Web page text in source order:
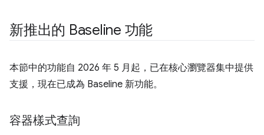
新推出的 Baseline 功能
本節中的功能自 2026 年 5 月起，已在核心瀏覽器集中提供
支援，現在已成為 Baseline 新功能。
容器樣式查詢